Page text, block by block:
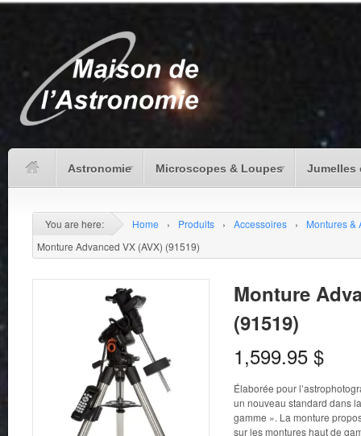
Astronomie Microscopes & Loupes Jumelles
You are here: Home › Produits › Accessoires ›
Montures &
Monture Advanced VX (AVX) (91519)
Monture
(91519)
1,599.95 $
Élaborée pour
un nouveau standard dans
gamme ». La monture
sur les montures haut de